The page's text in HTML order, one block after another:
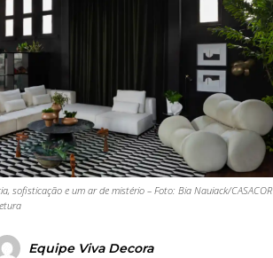
sofisticação e um ar de mistério – Foto: Bia Nauiack/CASACOR
Equipe Viva Decora